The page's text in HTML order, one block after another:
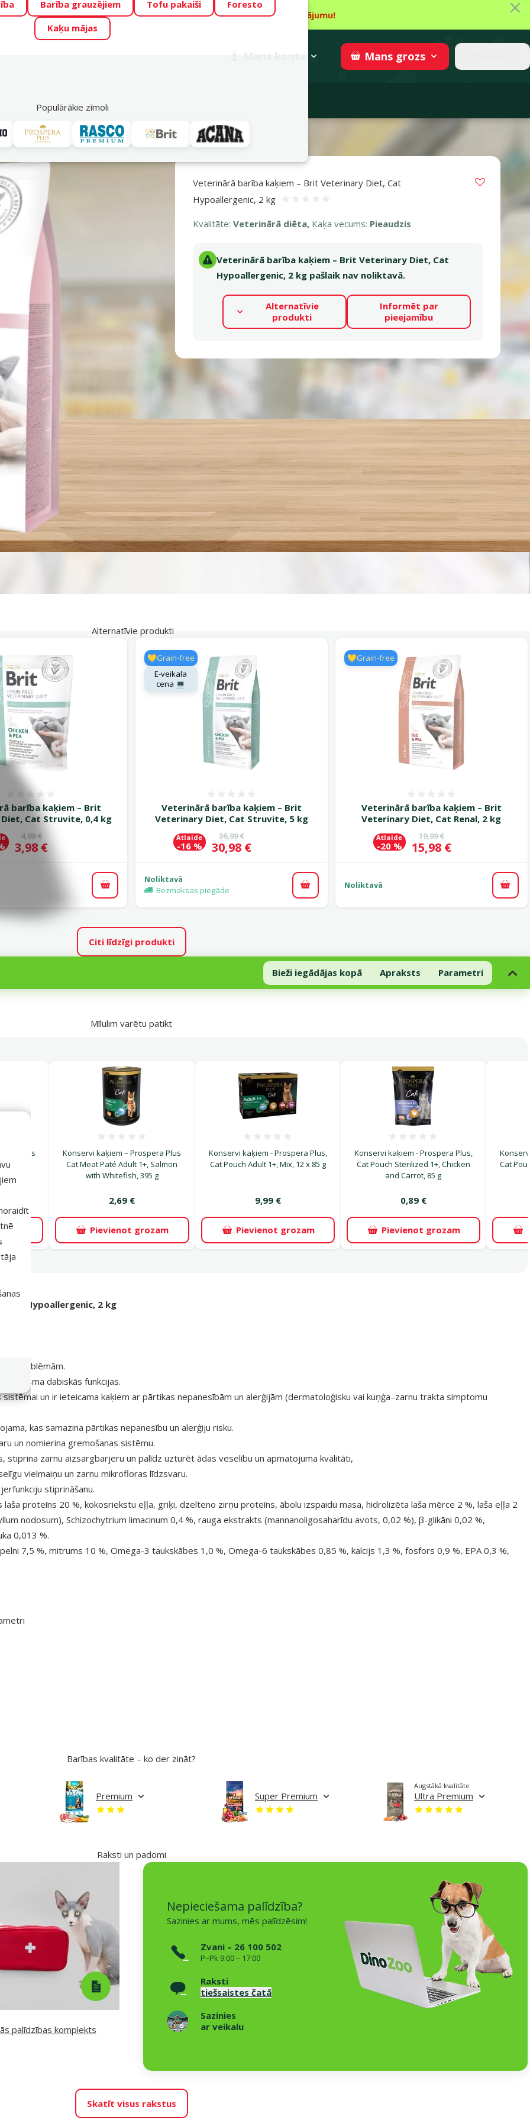
Zoo piedāvā lieliskas cenas mīluļu TOP barībām! 🍖 →Skatīt piedāvājumu!
ŪSAIŅI”! Varbūt tieši Tavs mīlulis būs 2027. gada zvaigzne
Mans grozs
Barība grauzējiem Tofu pakaiši
Foresto
Kaķu mājas
Populārākie zīmoli
Akciju piedāvājumi
Veterinārā sausā barība kaķiem Brit Veterinary Diet, Cat Hypoallergenic, 2 kg
Veterinārā barība kaķiem – Brit Veterinary Diet, Cat
Hypoallergenic, 2 kg
Kvalitāte: Veterinārā diēta, Kaķa vecums: Pieaudzis
Veterinārā barība kaķiem – Brit Veterinary Diet, Cat
Hypoallergenic, 2 kg pašlaik nav noliktavā.
Alternatīvie
produkti
Informēt par
pieejamību
Alternatīvie produkti
barība kaķiem – Brit
Cat Struvite, 0,4 kg
Oriģinālā cena
4,99 €
Cena
3,98 €
Pievienot grozam
Veterinārā barība kaķiem – Brit
Veterinary Diet, Cat Struvite, 5 kg
Oriģinālā cena
36,99 €
Cena
30,98 €
Atlaide
-16 %
💛Grain-free
E-veikala
cena 💻
Noliktavā
Bezmaksas piegāde
Pievienot grozam
Veterinārā barība kaķiem – Brit
Veterinary Diet, Cat Renal, 2 kg
Oriģinālā cena
19,99 €
Cena
15,98 €
Atlaide
-20 %
💛Grain-free
Noliktavā
Citi līdzīgi produkti
Bieži iegādājas kopā Apraksts Parametri
Mīlulim varētu patikt
Plus
1+,
395 g
Konservi kaķiem – Prospera Plus
Cat Meat Paté Adult 1+, Salmon
with Whitefish, 395 g
2,69 €
Pievienot grozam
Konservi kaķiem - Prospera Plus,
Cat Pouch Adult 1+, Mix, 12 x 85 g
9,99 €
Pievienot grozam
Konservi kaķiem - Prospera Plus,
Cat Pouch Sterilized 1+, Chicken
and Carrot, 85 g
0,89 €
Pievienot grozam
Cat
Cat Hypoallergenic, 2 kg
problēmām.
dabiskās funkcijas.
un ir ieteicama kaķiem ar pārtikas nepanesībām un alerģijām (dermatoloģisku vai kuņģa–zarnu trakta simptomu
kas samazina pārtikas nepanesību un alerģiju risku.
un nomierina gremošanas sistēmu.
zarnu aizsargbarjeru un palīdz uzturēt ādas veselību un apmatojuma kvalitāti,
vielmaiņu un zarnu mikrofloras līdzsvaru.
stiprināšanu.
proteīns 20 %, kokosriekstu eļļa, griķi, dzelteno zirņu proteīns, ābolu izspaidu masa, hidrolizēta laša mērce 2 %, laša eļļa 2
nodosum), Schizochytrium limacinum 0,4 %, rauga ekstrakts (mannanoligosaharīdu avots, 0,02 %), β-glikāni 0,02 %,
0,013 %.
7,5 %, mitrums 10 %, Omega-3 taukskābes 1,0 %, Omega-6 taukskābes 0,85 %, kalcijs 1,3 %, fosfors 0,9 %, EPA 0,3 %,
Barības kvalitāte – ko der zināt?
Premium Super Premium Ultra Premium
Augstākā kvalitāte
Raksti un padomi
Nepieciešama palīdzība?
Sazinies ar mums, mēs palīdzēsim!
Zvani – 26 100 502
P–Pk 9:00 – 17:00
Raksti
tiešsaistes čatā
Sazinies
ar veikalu
palīdzības komplekts
Skatīt visus rakstus